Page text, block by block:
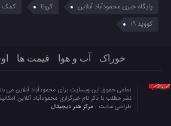
پایگاه خبری محمودآباد آنلاین
کرونا
کمک
کووید 19
خوراک آب و هوا قیمت ها
تمامی حقوق این وبسایت برای محمودآباد آنلاین می
نشر مطلب با ذکر نام خبرگزاری محمودآباد آنلاین
طراحی سایت : مرکز هنر دیجیتال